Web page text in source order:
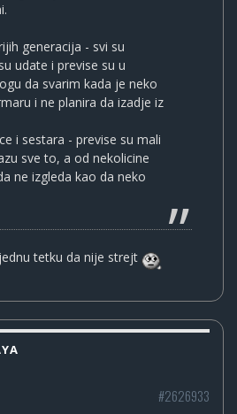
generacija - svi su
udate i previse su u
da svarim kada je neko
i ne planira da izadje iz
i sestara - previse su mali
sve to, a od nekolicine
ne izgleda kao da neko
tetku da nije strejt
#2626933